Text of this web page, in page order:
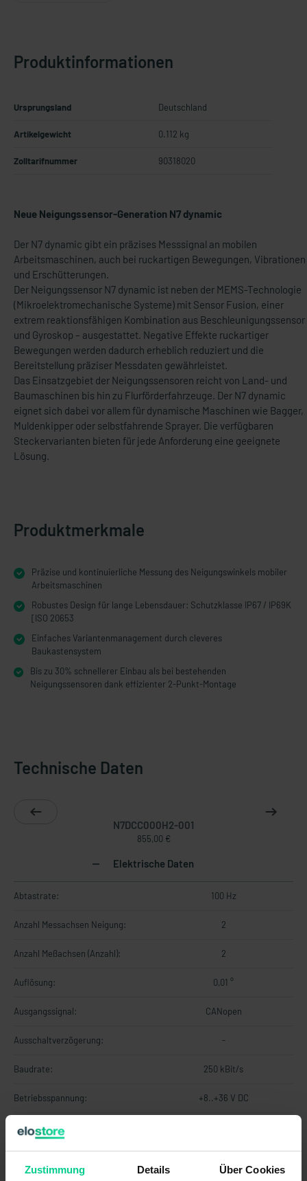
Zustimmung Details Über Cookies
Produktinformationen
Ursprungsland Deutschland
Artikelgewicht 0.112 kg
Zolltarifnummer 90318020
Neue Neigungssensor-Generation N7 dynamic
Der N7 dynamic gibt ein präzises Messsignal an mobilen
Arbeitsmaschinen, auch bei ruckartigen Bewegungen, Vibrationen
und Erschütterungen.
Der Neigungssensor N7 dynamic ist neben der MEMS-Technologie
(Mikroelektromechanische Systeme) mit Sensor Fusion, einer
extrem reaktionsfähigen Kombination aus Beschleunigungssensor
und Gyroskop – ausgestattet. Negative Effekte ruckartiger
Bewegungen werden dadurch erheblich reduziert und die
Bereitstellung präziser Messdaten gewährleistet.
Das Einsatzgebiet der Neigungssensoren reicht von Land- und
Baumaschinen bis hin zu Flurförderfahrzeuge. Der N7 dynamic
eignet sich dabei vor allem für dynamische Maschinen wie Bagger,
Muldenkipper oder selbstfahrende Sprayer. Die verfügbaren
Steckervarianten bieten für jede Anforderung eine geeignete
Lösung.
Produktmerkmale
Präzise und kontinuierliche Messung des Neigungswinkels mobiler
Arbeitsmaschinen
Robustes Design für lange Lebensdauer: Schutzklasse IP67 / IP69K
[ISO 20653
Einfaches Variantenmanagement durch cleveres
Baukastensystem
Bis zu 30% schnellerer Einbau als bei bestehenden
Neigungssensoren dank effizienter 2-Punkt-Montage
Technische Daten
N7DCC000H2-001
855,00 €
Elektrische Daten
Abtastrate: 100 Hz
Anzahl Messachsen Neigung: 2
Anzahl Meßachsen (Anzahl): 2
Auflösung: 0,01 °
Ausgangssignal: CANopen
Ausschaltverzögerung: -
Baudrate: 250 kBit/s
Betriebsspannung: +8..+36 V DC
Bus-Abschlußwiderstand:
Baumaschinen (Norm):
Pulse B with Us = 85V, Cranking ISO